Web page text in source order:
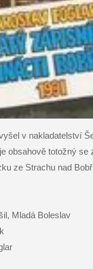
v nakladatelství
obsahově totožný
ze Strachu nad
Mladá Boleslav